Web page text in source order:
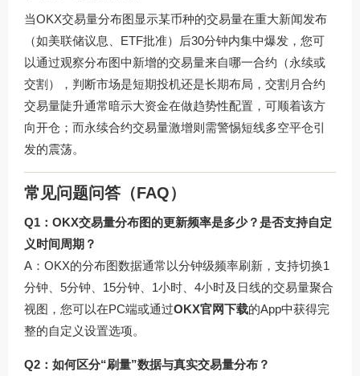
当OKX交易量分布图显示某币种的交易量在重大新闻发布
（如美联储议息、ETF批准）后30分钟内集中爆发，您可
以通过观察分布图中新增的交易量来自哪一合约（永续或
交割），判断市场是短期投机还是长期布局，交割月合约
交易量陡升通常暗示大资金在做趋势性配置，可顺着该方
向开仓；而永续合约交易量激增则需警惕短线多空平仓引
发的震荡。
常见问题问答（FAQ）
Q1：OKX交易量分布图的更新频率是多少？是否支持自定
义时间周期？
A：OKX的分布图数据通常以分钟级频率刷新，支持切换1
分钟、5分钟、15分钟、1小时、4小时及日线的交易量聚合
视图，您可以在PC端或通过OKX官网下载的App中获得完
整的自定义设置选项。
Q2：如何区分“刷量”数据与真实交易量分布？